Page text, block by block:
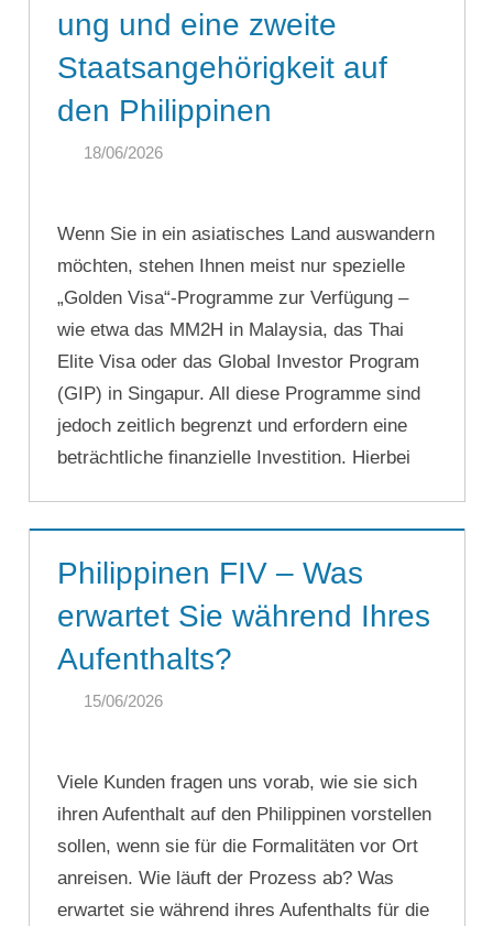
ung und eine zweite
Staatsangehörigkeit auf
den Philippinen
18/06/2026
Wenn Sie in ein asiatisches Land auswandern
möchten, stehen Ihnen meist nur spezielle
„Golden Visa“-Programme zur Verfügung –
wie etwa das MM2H in Malaysia, das Thai
Elite Visa oder das Global Investor Program
(GIP) in Singapur. All diese Programme sind
jedoch zeitlich begrenzt und erfordern eine
beträchtliche finanzielle Investition. Hierbei
Philippinen FIV – Was
erwartet Sie während Ihres
Aufenthalts?
15/06/2026
Viele Kunden fragen uns vorab, wie sie sich
ihren Aufenthalt auf den Philippinen vorstellen
sollen, wenn sie für die Formalitäten vor Ort
anreisen. Wie läuft der Prozess ab? Was
erwartet sie während ihres Aufenthalts für die